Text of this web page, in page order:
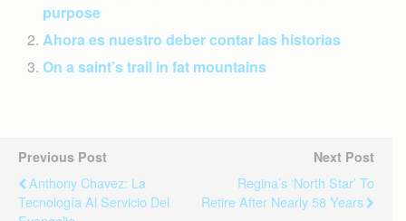
purpose
Ahora es nuestro deber contar las historias
On a saint’s trail in fat mountains
Previous Post
Anthony Chavez: La
Tecnología Al Servicio Del
Next Post
Regina’s ‘North Star’ To
Retire After Nearly 58 Years